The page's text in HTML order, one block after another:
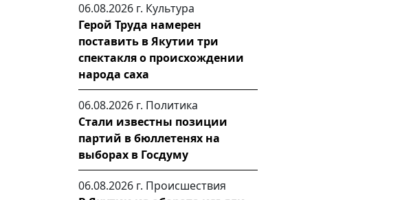
06.08.2026 г. Культура
Герой Труда намерен
поставить в Якутии три
спектакля о происхождении
народа саха
06.08.2026 г. Политика
Стали известны позиции
партий в бюллетенях на
выборах в Госдуму
06.08.2026 г. Происшествия